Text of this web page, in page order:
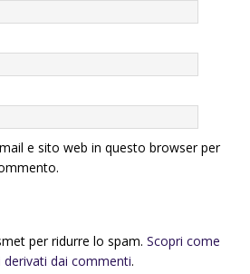
e sito web in questo browser per
per ridurre lo spam. Scopri come
dai commenti.